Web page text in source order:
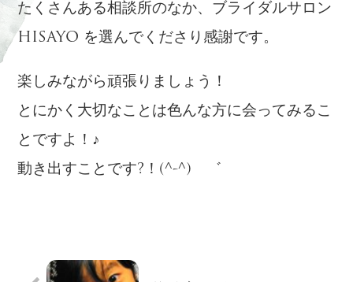
たくさんある相談所のなか、ブライダルサロン
HISAYO を選んでくださり感謝です。
楽しみながら頑張りましょう！
とにかく大切なことは色んな方に会ってみるこ
とですよ！♪
動き出すことです?！(^-^)ゝ゛